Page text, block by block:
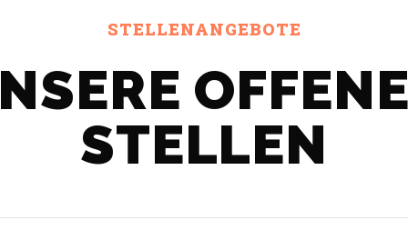
STELLENANGEBOTE
STELLEN